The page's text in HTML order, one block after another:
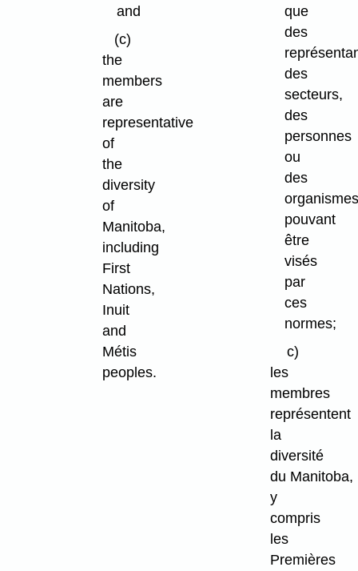
and
(c)
the
members
are
representative
of
the
diversity
of
Manitoba,
including
First
Nations,
Inuit
and
Métis
peoples.
que
des
des
secteurs,
des
personnes
ou
des
organismes
pouvant
être
visés
par
ces
normes;
c)
les
membres
représentent
la
diversité
du Manitoba,
y
compris
les
Premières